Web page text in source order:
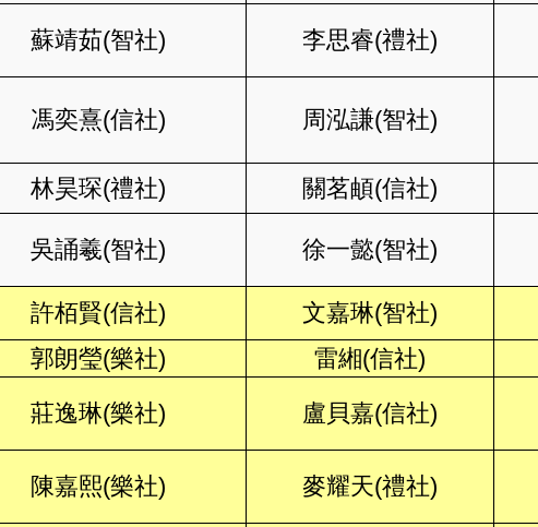
蘇靖茹(智社) 李思睿(禮社)
馮奕熹(信社) 周泓謙(智社)
林昊琛(禮社)
關茗頔(信社)
吳誦羲(智社) 徐一懿(智社)
許栢賢(信社)
文嘉琳(智社)
郭朗瑩(樂社)
雷緗(信社)
莊逸琳(樂社)
盧貝嘉(信社)
陳嘉熙(樂社)
麥耀天(禮社)